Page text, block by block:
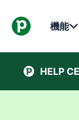
機能
HELP